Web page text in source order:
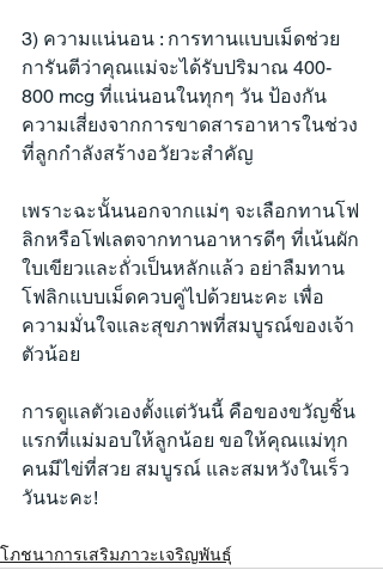
3) ความแน่นอน : การทานแบบเม็ดช่วย
การันตีว่าคุณแม่จะได้รับปริมาณ 400-
800 mcg ที่แน่นอนในทุกๆ วัน ป้องกัน
ความเสี่ยงจากการขาดสารอาหารในช่วง
ที่ลูกกำลังสร้างอวัยวะสำคัญ
เพราะฉะนั้นนอกจากแม่ๆ จะเลือกทานโฟ
ลิกหรือโฟเลตจากทานอาหารดีๆ ที่เน้นผัก
ใบเขียวและถั่วเป็นหลักแล้ว อย่าลืมทาน
โฟลิกแบบเม็ดควบคู่ไปด้วยนะคะ เพื่อ
ความมั่นใจและสุขภาพที่สมบูรณ์ของเจ้า
ตัวน้อย
การดูแลตัวเองตั้งแต่วันนี้ คือของขวัญชิ้น
แรกที่แม่มอบให้ลูกน้อย ขอให้คุณแม่ทุก
คนมีไข่ที่สวย สมบูรณ์ และสมหวังในเร็ว
วันนะคะ!
โภชนาการเสริมภาวะเจริญพันธุ์